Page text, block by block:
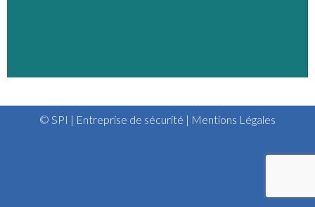
© SPI | Entreprise de sécurité | Mentions Légales